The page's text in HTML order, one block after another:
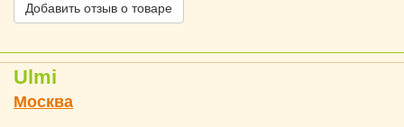
Добавить отзыв о товаре
Ulmi
Москва